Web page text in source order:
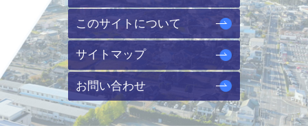
このサイトについて
サイトマップ
お問い合わせ